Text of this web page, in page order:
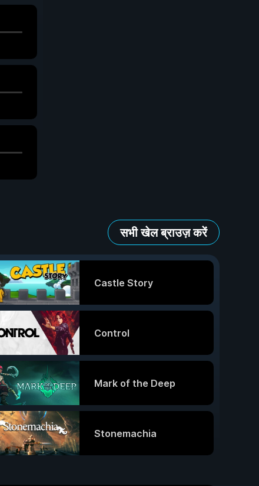
सभी खेल ब्राउज़ करें
Castle Story
Control
Mark of the Deep
Stonemachia